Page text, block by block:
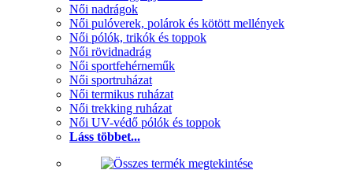
Női nadrágok
Női pulóverek, polárok és kötött mellények
Női pólók, trikók és toppok
Női rövidnadrág
Női sportfehérneműk
Női sportruházat
Női termikus ruházat
Női trekking ruházat
Női UV-védő pólók és toppok
Láss többet...